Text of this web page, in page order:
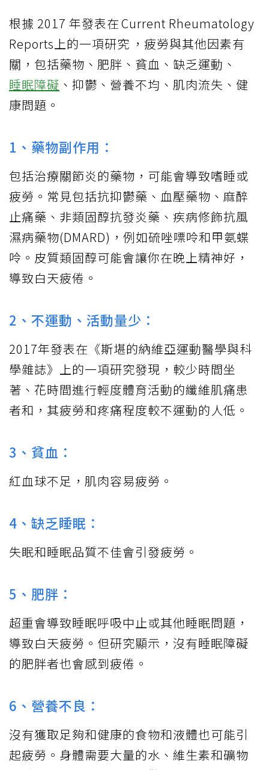
根據 2017 年發表在 Current Rheumatology
Reports上的一項研究 ，疲勞與其他因素有
關，包括藥物、肥胖、貧血、缺乏運動、
睡眠障礙 、抑鬱、營養不均、肌肉流失、健
康問題。
1、藥物副作用：
包括治療關節炎的藥物，可能會導致嗜睡或
疲勞。常見包括抗抑鬱藥、血壓藥物、麻醉
止痛藥、非類固醇抗發炎藥、疾病修飾抗風
濕病藥物(DMARD)，例如硫唑嘌呤和甲氨蝶
呤。皮質類固醇可能會讓你在晚上精神好，
導致白天疲倦。
2、不運動、活動量少：
2017年發表在《斯堪的納維亞運動醫學與科
學雜誌》上的一項研究發現，較少時間坐
著、花時間進行輕度體育活動的纖維肌痛患
者和，其疲勞和疼痛程度較不運動的人低。
3、貧血：
紅血球不足，肌肉容易疲勞。
4、缺乏睡眠：
失眠和睡眠品質不佳會引發疲勞。
5、肥胖：
超重會導致睡眠呼吸中止或其他睡眠問題，
導致白天疲勞。但研究顯示，沒有睡眠障礙
的肥胖者也會感到疲倦。
6、營養不良：
沒有獲取足夠和健康的食物和液體也可能引
起疲勞。身體需要大量的水、維生素和礦物